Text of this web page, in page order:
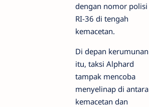
dengan nomor polisi
RI-36 di tengah
kemacetan.
Di depan kerumunan
itu, taksi Alphard
tampak mencoba
menyelinap di antara
kemacetan dan